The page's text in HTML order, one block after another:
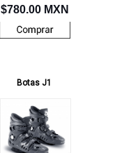
$780.00 MXN
Botas J1